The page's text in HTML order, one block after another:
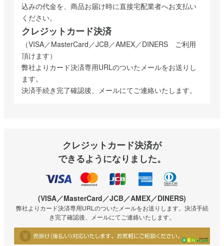
込みの代金を、商品お届け時に直接宅配業者へお支払い
ください。
クレジットカード決済
（VISA／MasterCard／JCB／AMEX／DINERS ご利用
頂けます）
弊社よりカード決済専用URLのついたメールをお送りし
ます。
決済手続き完了確認後、メールにてご連絡いたします。
クレジットカード決済が
できるようになりました。
(VISA／MasterCard／JCB／AMEX／DINERS)
弊社よりカード決済専用URLのついたメールをお送りします。決済手続
き完了確認後、メールにてご連絡いたします。